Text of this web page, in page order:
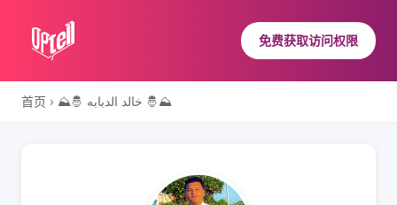
免费获取访问权限
首页 › ⛰️🤴 خالد الدبابه 🤴⛰️